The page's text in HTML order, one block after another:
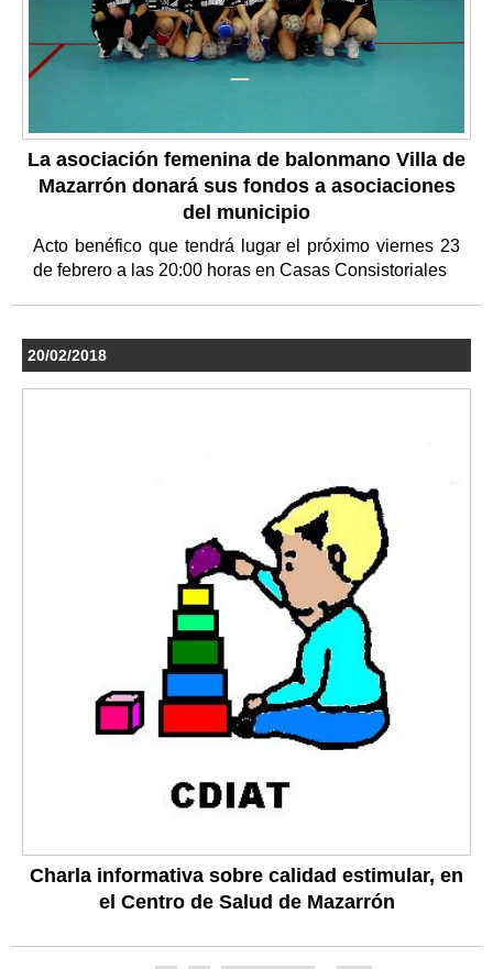
La asociación femenina de balonmano Villa de
Mazarrón donará sus fondos a asociaciones
del municipio
Acto benéfico que tendrá lugar el próximo viernes 23
de febrero a las 20:00 horas en Casas Consistoriales
20/02/2018
Charla informativa sobre calidad estimular, en
el Centro de Salud de Mazarrón